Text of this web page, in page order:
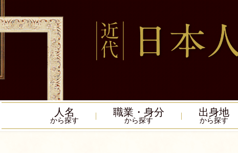
人名
から探す
職業・身分
から探す
出身地
から探す